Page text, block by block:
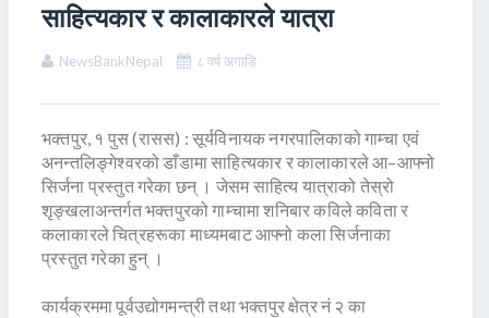
साहित्यकार र कालाकारले यात्रा
NewsBankNepal ८ वर्ष अगाडि
भक्तपुर, १ पुस (रासस) : सूर्यविनायक नगरपालिकाको गाम्चा एवं
अनन्तलिङ्गेश्वरको डाँडामा साहित्यकार र कालाकारले आ–आफ्नो
सिर्जना प्रस्तुत गरेका छन् । जेसम साहित्य यात्राको तेस्रो
शृङ्खलाअन्तर्गत भक्तपुरको गाम्चामा शनिबार कविले कविता र
कलाकारले चित्रहरूका माध्यमबाट आफ्नो कला सिर्जनाका
प्रस्तुत गरेका हुन् ।
कार्यक्रममा पूर्वउद्योगमन्त्री तथा भक्तपुर क्षेत्र नं २ का